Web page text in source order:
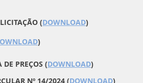
(DOWNLOAD)
)
PREÇOS (DOWNLOAD)
Nº 14/2024 (DOWNLOAD)